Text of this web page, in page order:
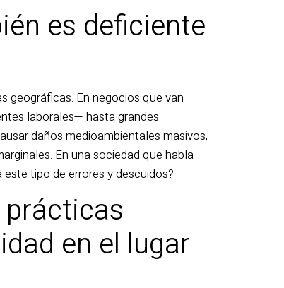
es deficiente
geográficas. En negocios que van
laborales— hasta grandes
daños medioambientales masivos,
En una sociedad que habla
tipo de errores y descuidos?
en el lugar